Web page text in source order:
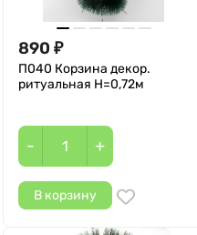
890 ₽
П040 Корзина декор.
ритуальная H=0,72м
- +
В корзину